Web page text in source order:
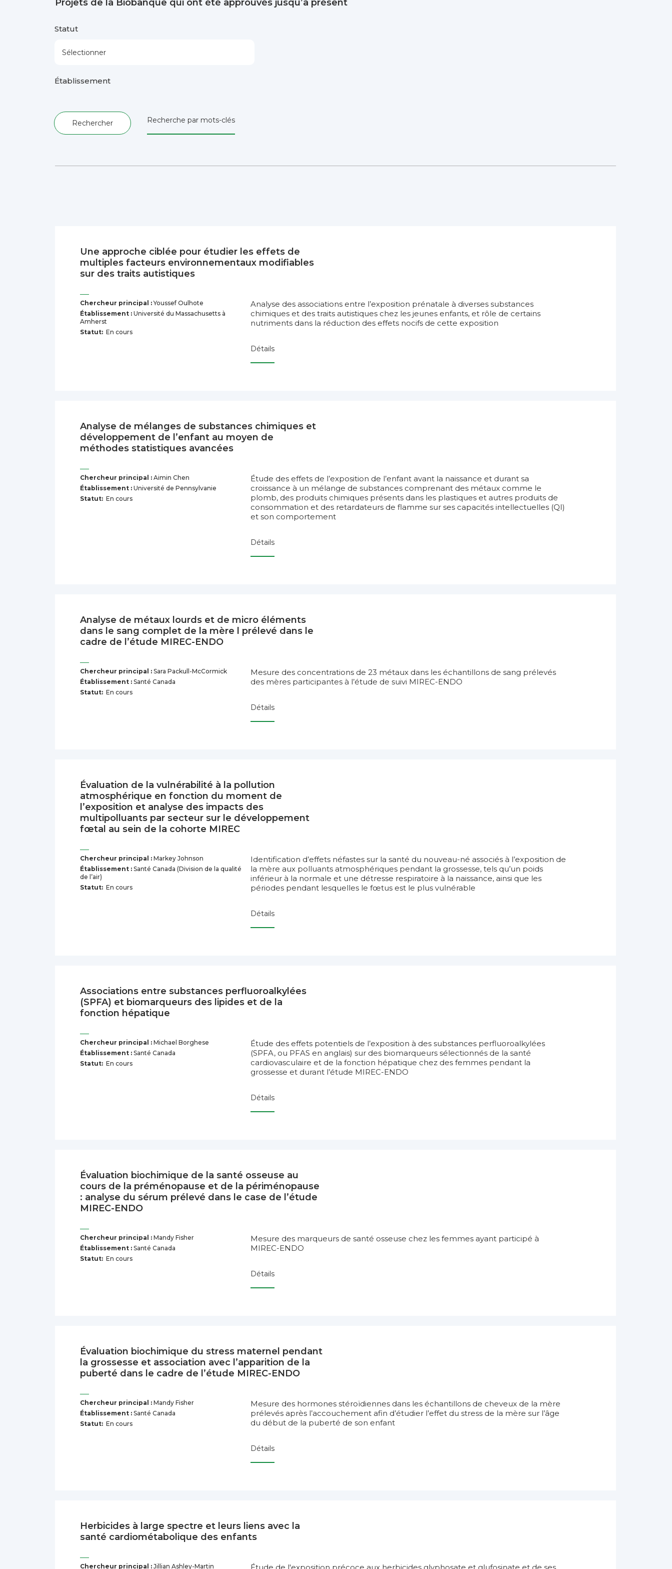
Projets de la Biobanque qui ont été approuvés jusqu’à présent
Statut
Établissement
Recherche par mots-clés
Une approche ciblée pour étudier les effets de
multiples facteurs environnementaux modifiables
sur des traits autistiques
Chercheur principal :Youssef Oulhote
Établissement : Université du Massachusetts à
Amherst
Statut: En cours
Analyse des associations entre l’exposition prénatale à diverses substances
chimiques et des traits autistiques chez les jeunes enfants, et rôle de certains
nutriments dans la réduction des effets nocifs de cette exposition
Détails
Analyse de mélanges de substances chimiques et
développement de l’enfant au moyen de
méthodes statistiques avancées
Chercheur principal : Aimin Chen
Établissement : Université de Pennsylvanie
Statut: En cours
Étude des effets de l’exposition de l’enfant avant la naissance et durant sa
croissance à un mélange de substances comprenant des métaux comme le
plomb, des produits chimiques présents dans les plastiques et autres produits de
consommation et des retardateurs de flamme sur ses capacités intellectuelles (QI)
et son comportement
Détails
Analyse de métaux lourds et de micro éléments
dans le sang complet de la mère l prélevé dans le
cadre de l’étude MIREC-ENDO
Chercheur principal : Sara Packull-McCormick
Établissement : Santé Canada
Statut: En cours
Mesure des concentrations de 23 métaux dans les échantillons de sang prélevés
des mères participantes à l’étude de suivi MIREC-ENDO
Détails
Évaluation de la vulnérabilité à la pollution
atmosphérique en fonction du moment de
l’exposition et analyse des impacts des
multipolluants par secteur sur le développement
fœtal au sein de la cohorte MIREC
Chercheur principal : Markey Johnson
Établissement : Santé Canada (Division de la qualité
de l’air)
Statut: En cours
Identification d’effets néfastes sur la santé du nouveau-né associés à l’exposition de
la mère aux polluants atmosphériques pendant la grossesse, tels qu’un poids
inférieur à la normale et une détresse respiratoire à la naissance, ainsi que les
périodes pendant lesquelles le fœtus est le plus vulnérable
Détails
Associations entre substances perfluoroalkylées
(SPFA) et biomarqueurs des lipides et de la
fonction hépatique
Chercheur principal : Michael Borghese
Établissement : Santé Canada
Statut: En cours
Étude des effets potentiels de l’exposition à des substances perfluoroalkylées
(SPFA, ou PFAS en anglais) sur des biomarqueurs sélectionnés de la santé
cardiovasculaire et de la fonction hépatique chez des femmes pendant la
grossesse et durant l’étude MIREC-ENDO
Détails
Évaluation biochimique de la santé osseuse au
cours de la préménopause et de la périménopause
: analyse du sérum prélevé dans le case de l’étude
MIREC-ENDO
Chercheur principal : Mandy Fisher
Établissement : Santé Canada
Statut: En cours
Mesure des marqueurs de santé osseuse chez les femmes ayant participé à
MIREC-ENDO
Détails
Évaluation biochimique du stress maternel pendant
la grossesse et association avec l’apparition de la
puberté dans le cadre de l’étude MIREC-ENDO
Chercheur principal : Mandy Fisher
Établissement : Santé Canada
Statut: En cours
Mesure des hormones stéroïdiennes dans les échantillons de cheveux de la mère
prélevés après l’accouchement afin d’étudier l’effet du stress de la mère sur l’âge
du début de la puberté de son enfant
Détails
Herbicides à large spectre et leurs liens avec la
santé cardiométabolique des enfants
Chercheur principal : Jillian Ashley-Martin